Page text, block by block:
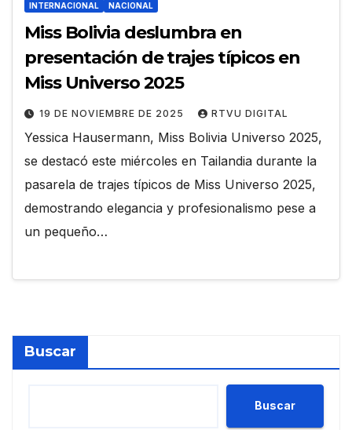
INTERNACIONAL NACIONAL
Miss Bolivia deslumbra en
presentación de trajes típicos en
Miss Universo 2025
19 DE NOVIEMBRE DE 2025 RTVU DIGITAL
Yessica Hausermann, Miss Bolivia Universo 2025,
se destacó este miércoles en Tailandia durante la
pasarela de trajes típicos de Miss Universo 2025,
demostrando elegancia y profesionalismo pese a
un pequeño…
Buscar
Buscar